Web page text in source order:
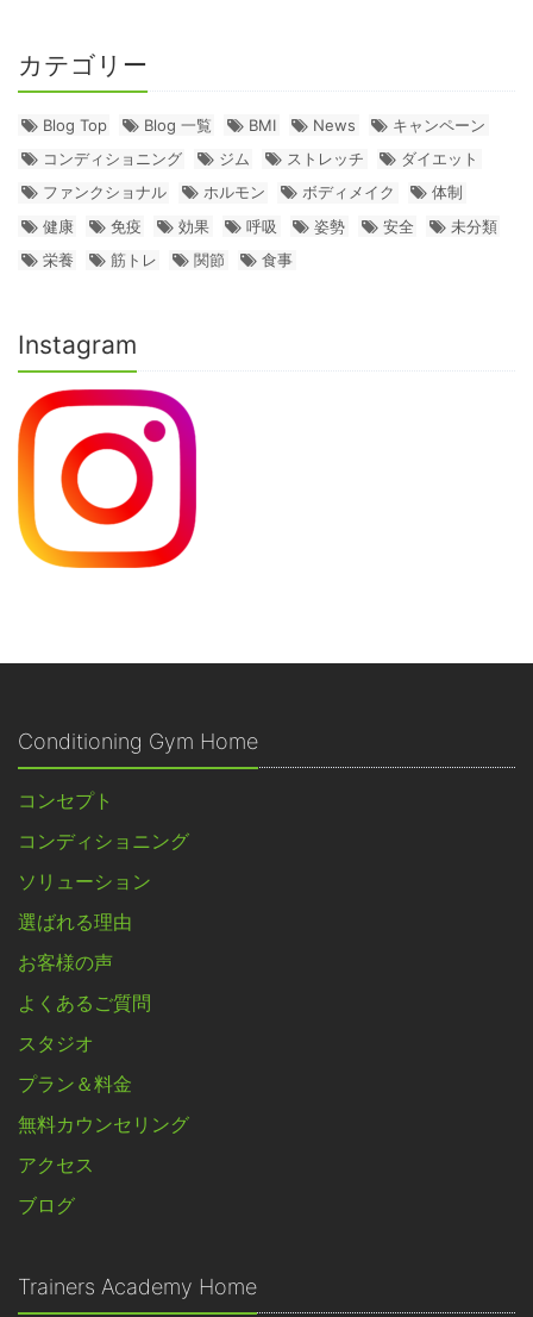
カテゴリー
Blog Top Blog 一覧 BMI News
キャンペーン
コンディショニング
ジム ストレッチ
ダイエット
ファンクショナル
ホルモン ボディメイク
体制
健康
免疫 効果 呼吸 姿勢 安全
未分類
栄養
筋トレ 関節 食事
Instagram
Conditioning Gym Home
コンセプト
コンディショニング
ソリューション
選ばれる理由
お客様の声
よくあるご質問
スタジオ
プラン＆料金
無料カウンセリング
アクセス
ブログ
Trainers Academy Home